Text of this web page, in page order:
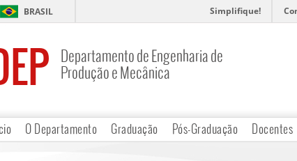
BRASIL Simplifique!
Departamento de Engenharia de
Produção e Mecânica
O Departamento Graduação Pós-Graduação Docentes